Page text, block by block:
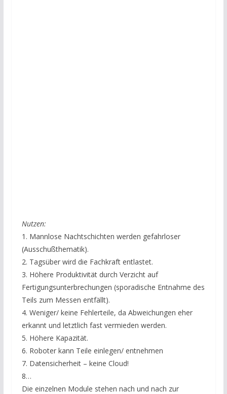
Nutzen:
1. Mannlose Nachtschichten werden gefahrloser
(Ausschußthematik).
2. Tagsüber wird die Fachkraft entlastet.
3. Höhere Produktivität durch Verzicht auf
Fertigungsunterbrechungen (sporadische Entnahme des
Teils zum Messen entfällt).
4. Weniger/ keine Fehlerteile, da Abweichungen eher
erkannt und letztlich fast vermieden werden.
5. Höhere Kapazität.
6. Roboter kann Teile einlegen/ entnehmen
7. Datensicherheit – keine Cloud!
8…
Die einzelnen Module stehen nach und nach zur